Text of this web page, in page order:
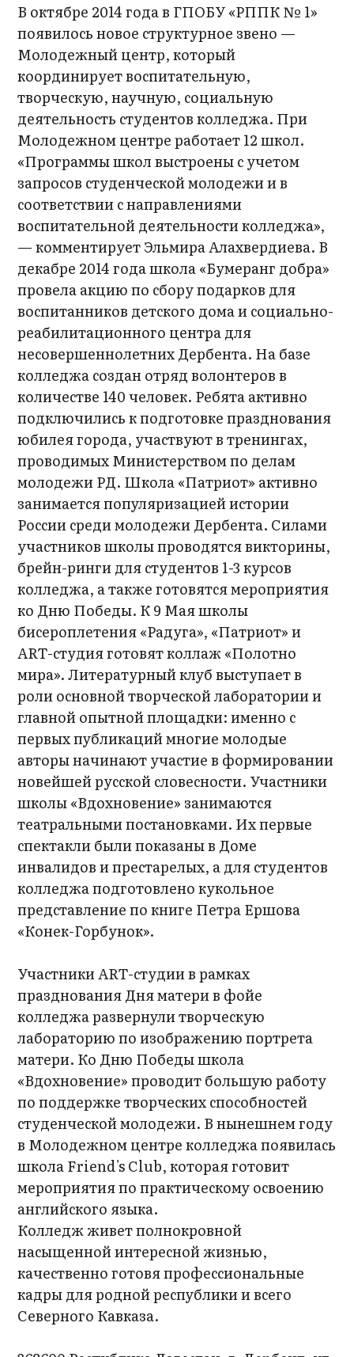
В октябре 2014 года в ГПОБУ «РППК № 1»
появилось новое структурное звено —
Молодежный центр, который
координирует воспитательную,
творческую, научную, социальную
деятельность студентов колледжа. При
Молодежном центре работает 12 школ.
«Программы школ выстроены с учетом
запросов студенческой молодежи и в
соответствии с направлениями
воспитательной деятельности колледжа»,
— комментирует Эльмира Алахвердиева. В
декабре 2014 года школа «Бумеранг добра»
провела акцию по сбору подарков для
воспитанников детского дома и социально-
реабилитационного центра для
несовершеннолетних Дербента. На базе
колледжа создан отряд волонтеров в
количестве 140 человек. Ребята активно
подключились к подготовке празднования
юбилея города, участвуют в тренингах,
проводимых Министерством по делам
молодежи РД. Школа «Патриот» активно
занимается популяризацией истории
России среди молодежи Дербента. Силами
участников школы проводятся викторины,
брейн-ринги для студентов 1-3 курсов
колледжа, а также готовятся мероприятия
ко Дню Победы. К 9 Мая школы
бисероплетения «Радуга», «Патриот» и
ART-студия готовят коллаж «Полотно
мира». Литературный клуб выступает в
роли основной творческой лаборатории и
главной опытной площадки: именно с
первых публикаций многие молодые
авторы начинают участие в формировании
новейшей русской словесности. Участники
школы «Вдохновение» занимаются
театральными постановками. Их первые
спектакли были показаны в Доме
инвалидов и престарелых, а для студентов
колледжа подготовлено кукольное
представление по книге Петра Ершова
«Конек-Горбунок».
Участники ART-студии в рамках
празднования Дня матери в фойе
колледжа развернули творческую
лабораторию по изображению портрета
матери. Ко Дню Победы школа
«Вдохновение» проводит большую работу
по поддержке творческих способностей
студенческой молодежи. В нынешнем году
в Молодежном центре колледжа появилась
школа Friend's Club, которая готовит
мероприятия по практическому освоению
английского языка.
Колледж живет полнокровной
насыщенной интересной жизнью,
качественно готовя профессиональные
кадры для родной республики и всего
Северного Кавказа.